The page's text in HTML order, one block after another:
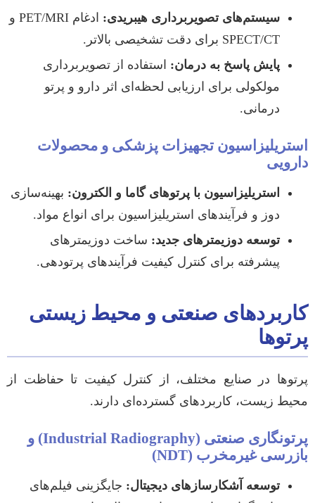
سیستم‌های تصویربرداری هیبریدی:
ادغام PET/MRI و
SPECT/CT برای دقت تشخیصی بالاتر.
پایش پاسخ به درمان: استفاده از تصویربرداری
مولکولی برای ارزیابی لحظه‌ای اثر دارو و پرتو
درمانی.
استریلیزاسیون تجهیزات پزشکی و محصولات
دارویی
استریلیزاسیون با پرتوهای گاما و الکترون: بهینه‌سازی
دوز و فرآیندهای استریلیزاسیون برای انواع مواد.
توسعه دوزیمترهای جدید: ساخت دوزیمترهای
پیشرفته برای کنترل کیفیت فرآیندهای پرتودهی.
کاربردهای صنعتی و محیط زیستی
پرتوها
پرتوها در صنایع مختلف، از کنترل کیفیت تا حفاظت از
محیط زیست، کاربردهای گسترده‌ای دارند.
پرتونگاری صنعتی (Industrial Radiography) و
بازرسی غیرمخرب (NDT)
توسعه آشکارسازهای دیجیتال: جایگزینی فیلم‌های